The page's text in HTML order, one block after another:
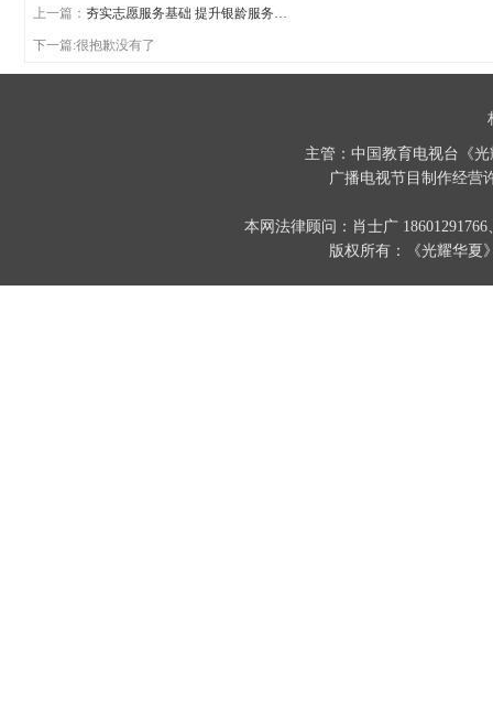
上一篇： 夯实志愿服务基础 提升银龄服务…
下一篇:很抱歉没有了
主管：中国教育电视台《
广播电视节目制作经营
本网法律顾问：肖士广
版权所有：《光耀华夏